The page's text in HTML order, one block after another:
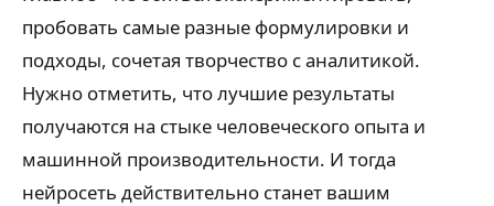
пробовать самые разные формулировки и
подходы, сочетая творчество с аналитикой.
Нужно отметить, что лучшие результаты
получаются на стыке человеческого опыта и
машинной производительности. И тогда
нейросеть действительно станет вашим